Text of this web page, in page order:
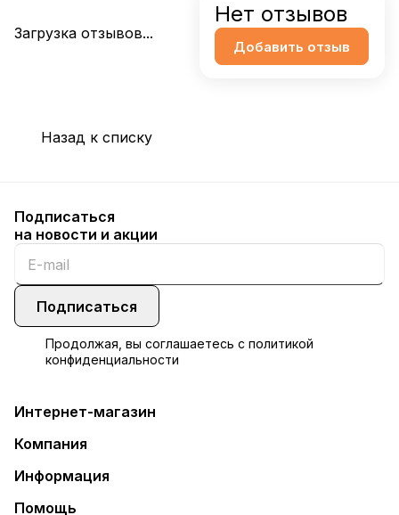
Загрузка отзывов...
Нет отзывов
Добавить отзыв
Назад к списку
Подписаться
на новости и акции
Подписаться
Продолжая, вы соглашаетесь с политикой
конфиденциальности
Интернет-магазин
Компания
Информация
Помощь